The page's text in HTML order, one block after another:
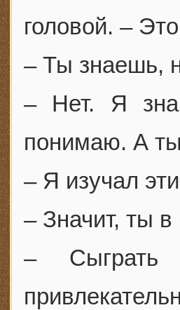
головой. –
– Ты знаешь,
– Нет. Я
понимаю. А
– Я изучал
– Значит, ты
– Сыграть